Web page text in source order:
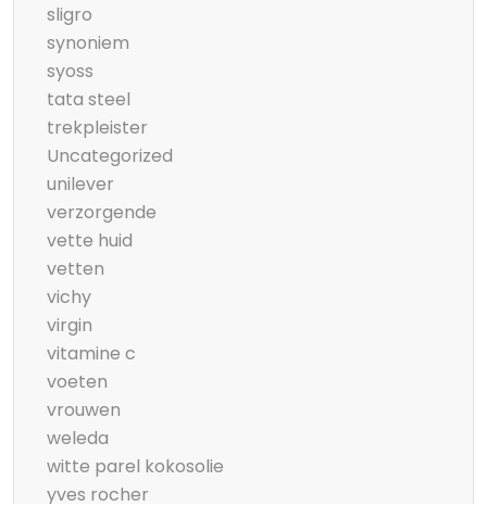
sligro
synoniem
syoss
tata steel
trekpleister
Uncategorized
unilever
verzorgende
vette huid
vetten
vichy
virgin
vitamine c
voeten
vrouwen
weleda
witte parel kokosolie
yves rocher